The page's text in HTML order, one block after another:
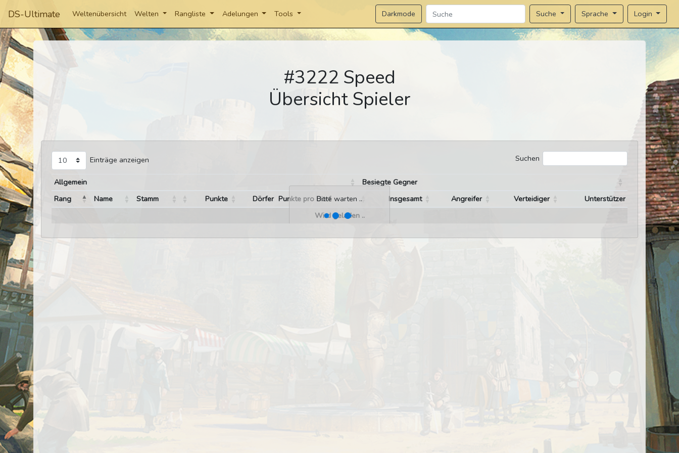
DS-Ultimate Weltenübersicht Welten Rangliste Adelungen Tools Darkmode Suche Sprache Login
#3222 Speed
Übersicht Spieler
Einträge anzeigen Suchen
Bitte warten ..
Allgemein
Besiegte Gegner
Rang
Name Stamm Punkte Dörfer Punkte pro Dorf Insgesamt Angreifer Verteidiger
Unterstützer
Wird geladen ..